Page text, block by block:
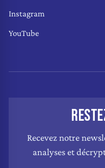
Instagram
YouTube
Recevez notre
analyses et